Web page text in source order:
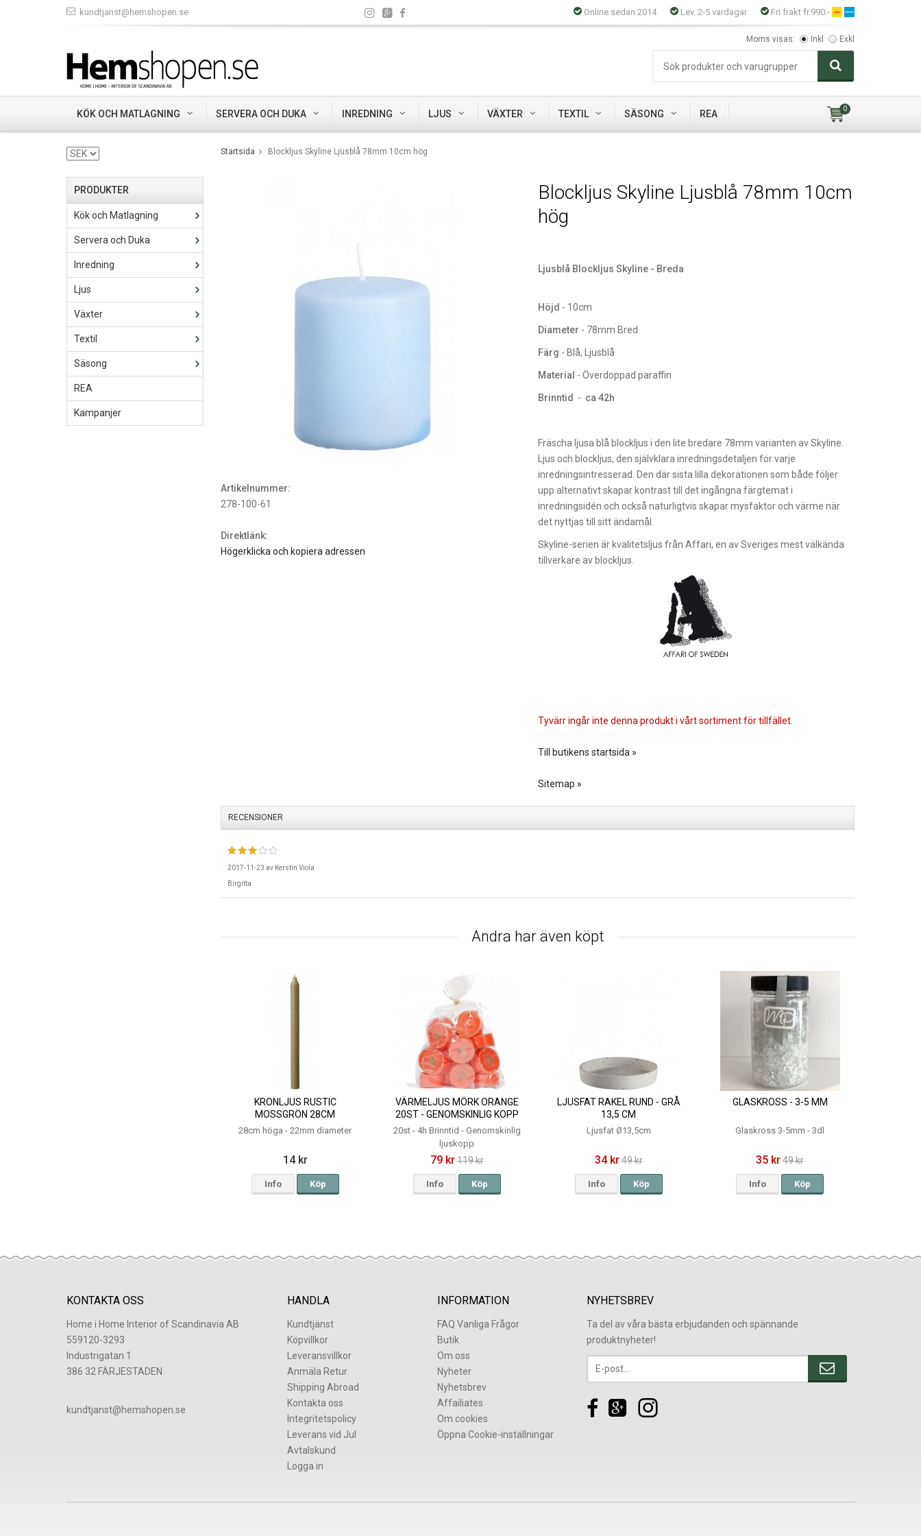
kundtjanst@hemshopen.se Online sedan 2014 Lev. 2-5 vardagar Fri frakt fr.990:-
Moms visas: Inkl Exkl
KÖK OCH MATLAGNING SERVERA OCH DUKA INREDNING LJUS VÄXTER TEXTIL SÄSONG REA 0
PRODUKTER
Kök och Matlagning
Servera och Duka
Inredning
Ljus
Växter
Textil
Säsong
REA
Kampanjer
Startsida Blockljus Skyline Ljusblå 78mm 10cm hög
Blockljus Skyline Ljusblå 78mm 10cm
hög
Ljusblå Blockljus Skyline - Breda
Höjd - 10cm
Diameter - 78mm Bred
Färg - Blå, Ljusblå
Material - Överdoppad paraffin
Brinntid - ca 42h
Fräscha ljusa blå blockljus i den lite bredare 78mm varianten av Skyline.
Ljus och blockljus, den självklara inredningsdetaljen för varje
inredningsintresserad. Den där sista lilla dekorationen som både följer
upp alternativt skapar kontrast till det ingångna färgtemat i
inredningsidén och också naturligtvis skapar mysfaktor och värme när
det nyttjas till sitt ändamål.
Skyline-serien är kvalitetsljus från Affari, en av Sveriges mest välkända
tillverkare av blockljus.
Tyvärr ingår inte denna produkt i vårt sortiment för tillfället.
Till butikens startsida »
Sitemap »
Artikelnummer:
278-100-61
Direktlänk:
Högerklicka och kopiera adressen
RECENSIONER
2017-11-23 av Kerstin Viola
Birgitta
Andra har även köpt
KRONLJUS RUSTIC
MOSSGRÖN 28CM
28cm höga - 22mm diameter
14 kr
Info Köp
VÄRMELJUS MÖRK ORANGE
20ST - GENOMSKINLIG KOPP
4H
20st - 4h Brinntid - Genomskinlig
ljuskopp
79 kr119 kr
Info Köp
LJUSFAT RAKEL RUND - GRÅ
13,5 CM
Ljusfat Ø13,5cm
34 kr49 kr
Info Köp
GLASKROSS - 3-5 MM
Glaskross 3-5mm - 3dl
35 kr 49 kr
Info Köp
KONTAKTA OSS
Home i Home Interior of Scandinavia AB
559120-3293
Industrigatan 1
386 32 FÄRJESTADEN
​kundtjanst@hemshopen.se
HANDLA
Kundtjänst
Köpvillkor
Leveransvillkor
Anmäla Retur
Shipping Abroad
Kontakta oss
Integritetspolicy
Leverans vid Jul
Avtalskund
Logga in
INFORMATION
FAQ Vanliga Frågor
Butik
Om oss
Nyheter
Nyhetsbrev
Affailiates
Om cookies
Öppna Cookie-inställningar
NYHETSBREV
Ta del av våra bästa erbjudanden och spännande
produktnyheter!